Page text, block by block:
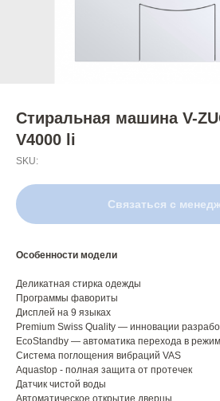
Стиральная машина V-
V4000 li
SKU:
Связаться с
Особенности модели
Деликатная стирка одежды
Программы фавориты
Дисплей на 9 языках
Premium Swiss Quality — инновации
EcoStandby — автоматика перехода в режим
Система поглощения вибраций VAS
Aquastop - полная защита от протечек
Датчик чистой воды
Автоматическое открытие дверцы